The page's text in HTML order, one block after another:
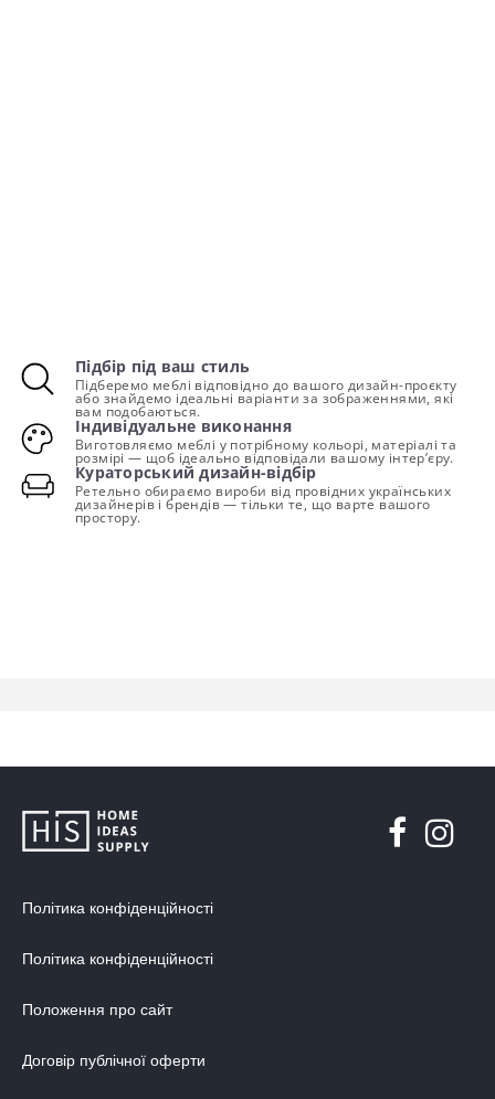
Підбір під ваш стиль
Підберемо меблі відповідно до вашого дизайн-проєкту
або знайдемо ідеальні варіанти за зображеннями, які
вам подобаються.
Індивідуальне виконання
Виготовляємо меблі у потрібному кольорі, матеріалі та
розмірі — щоб ідеально відповідали вашому інтер’єру.
Кураторський дизайн-відбір
Ретельно обираємо вироби від провідних українських
дизайнерів і брендів — тільки те, що варте вашого
простору.
Політика конфіденційності
Політика конфіденційності
Положення про сайт
Договір публічної оферти